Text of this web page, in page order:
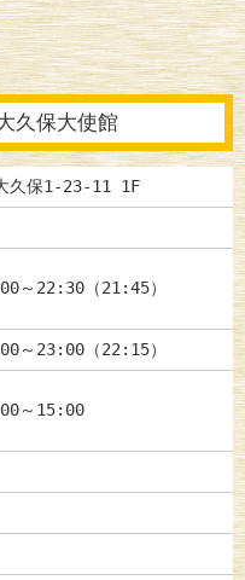
久保大使館
久保1-23-11 1F
～22:30（21:45）
～23:00（22:15）
～15:00